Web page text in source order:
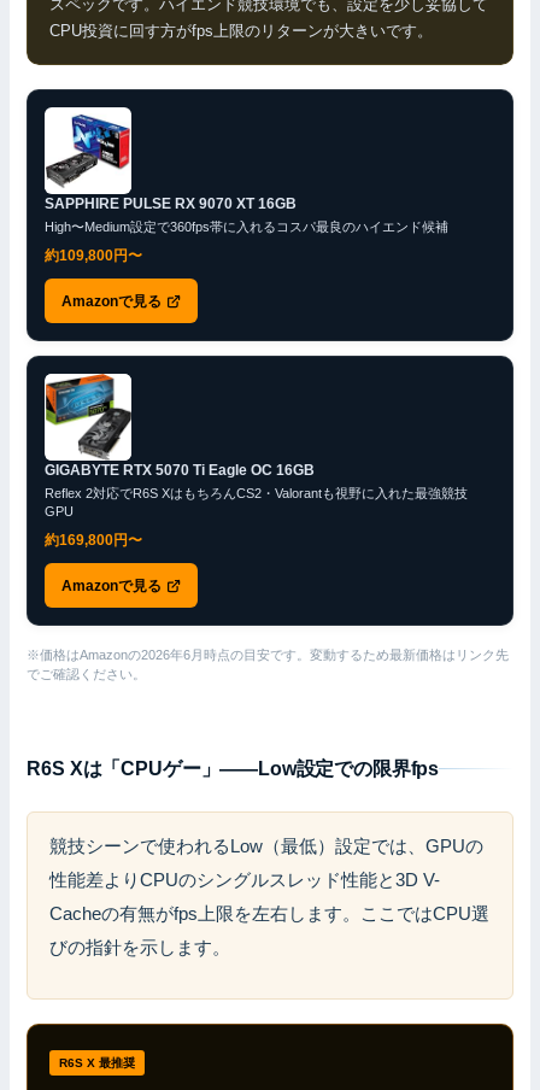
スペックです。ハイエンド競技環境でも、設定を少し妥協して
CPU投資に回す方がfps上限のリターンが大きいです。
SAPPHIRE PULSE RX 9070 XT 16GB
High〜Medium設定で360fps帯に入れるコスパ最良のハイエンド候補
約109,800円〜
Amazonで見る
GIGABYTE RTX 5070 Ti Eagle OC 16GB
Reflex 2対応でR6S XはもちろんCS2・Valorantも視野に入れた最強競技
GPU
約169,800円〜
Amazonで見る
※価格はAmazonの2026年6月時点の目安です。変動するため最新価格はリンク先
でご確認ください。
R6S Xは「CPUゲー」——Low設定での限界fps
競技シーンで使われるLow（最低）設定では、GPUの
性能差よりCPUのシングルスレッド性能と3D V-
Cacheの有無がfps上限を左右します。ここではCPU選
びの指針を示します。
R6S X 最推奨